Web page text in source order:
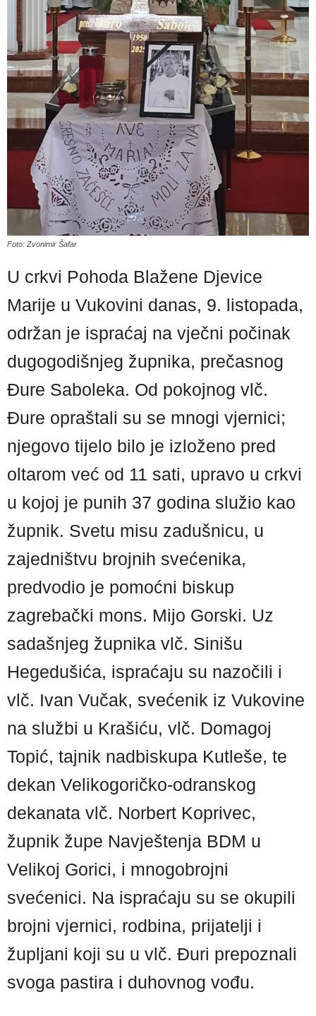
Foto: Zvonimir Šafar
U crkvi Pohoda Blažene Djevice
Marije u Vukovini danas, 9. listopada,
održan je ispraćaj na vječni počinak
dugogodišnjeg župnika, prečasnog
Đure Saboleka. Od pokojnog vlč.
Đure opraštali su se mnogi vjernici;
njegovo tijelo bilo je izloženo pred
oltarom već od 11 sati, upravo u crkvi
u kojoj je punih 37 godina služio kao
župnik. Svetu misu zadušnicu, u
zajedništvu brojnih svećenika,
predvodio je pomoćni biskup
zagrebački mons. Mijo Gorski. Uz
sadašnjeg župnika vlč. Sinišu
Hegedušića, ispraćaju su nazočili i
vlč. Ivan Vučak, svećenik iz Vukovine
na službi u Krašiću, vlč. Domagoj
Topić, tajnik nadbiskupa Kutleše, te
dekan Velikogoričko-odranskog
dekanata vlč. Norbert Koprivec,
župnik župe Navještenja BDM u
Velikoj Gorici, i mnogobrojni
svećenici. Na ispraćaju su se okupili
brojni vjernici, rodbina, prijatelji i
župljani koji su u vlč. Đuri prepoznali
svoga pastira i duhovnog vođu.